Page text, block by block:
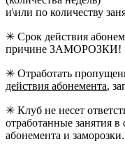
и\или по количеству
✳ Срок действия
причине ЗАМОРОЗКИ!
✳ Отработать
действия абонемента,
✳ Клуб не несет
отработанные занятия в
абонемента и заморозки.